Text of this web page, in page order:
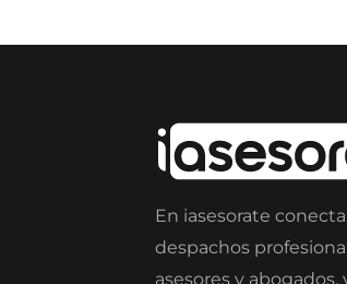
En iasesorate
despachos
asesores y